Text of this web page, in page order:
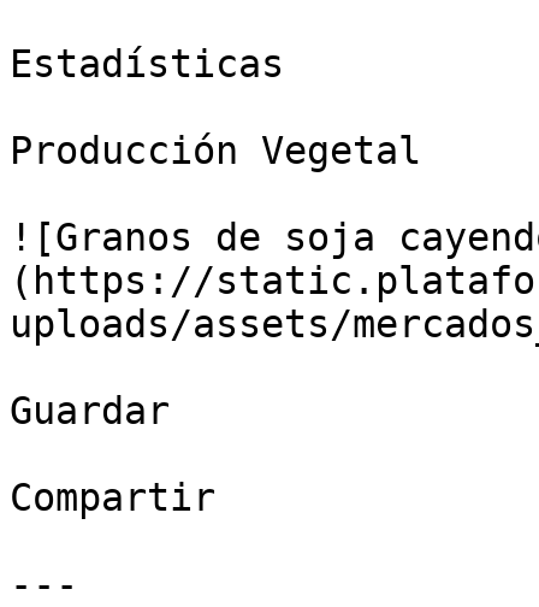
Estadísticas
Producción Vegetal
![Granos de soja
(https://
uploads/assets/
Guardar
Compartir
---